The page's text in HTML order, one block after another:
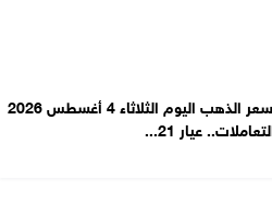
ارتفاع سعر الذهب اليوم الثلاثاء 4 أغسطس 2026
عيار 21...